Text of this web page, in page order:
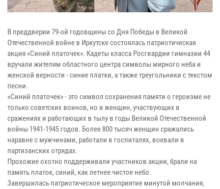
В преддверии 79-ой годовщины со Дня Победы в Великой
Отечественной войне в Иркутске состоялась патриотическая
акция «Синий платочек». Кадеты класса Росгвардии гимназии 44
вручали жителям областного центра символы мирного неба и
женской верности - синие платки, а также треугольники с текстом
песни.
«Синий платочек» - это символ сохранения памяти о героизме не
только советских воинов, но и женщин, участвующих в
сражениях и работающих в тылу в годы Великой Отечественной
войны 1941-1945 годов. Более 800 тысяч женщин сражались
наравне с мужчинами, работали в госпиталях, воевали в
партизанских отрядах.
Прохожие охотно поддерживали участников акции, брали на
память платок, синий, как летнее чистое небо.
Завершилась патриотическое мероприятие минутой молчания,